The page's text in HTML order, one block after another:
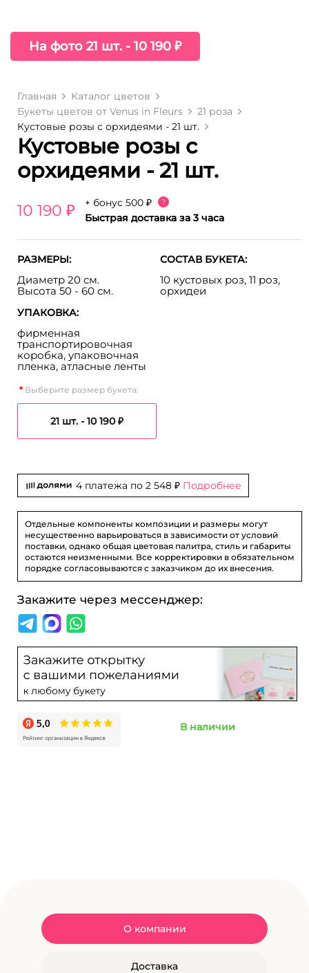
На фото 21 шт. - 10 190 ₽
Главная
Каталог цветов
Букеты цветов от Venus in Fleurs
21 роза
Кустовые розы с орхидеями - 21 шт.
Кустовые розы с
орхидеями - 21 шт.
10 190 ₽ + бонус 500 ₽ ?
Быстрая доставка за 3 часа
РАЗМЕРЫ:
Диаметр 20 см.
Высота 50 - 60 см.
СОСТАВ БУКЕТА:
10 кустовых роз, 11 роз,
орхидеи
УПАКОВКА:
фирменная
транспортировочная
коробка, упаковочная
пленка, атласные ленты
Выберите размер букета:
21 шт. -10 190 ₽
4 платежа по 2 548 ₽ Подробнее
Отдельные компоненты композиции и размеры могут
несущественно варьироваться в зависимости от условий
поставки, однако общая цветовая палитра, стиль и габариты
остаются неизменными. Все корректировки в обязательном
порядке согласовываются с заказчиком до их внесения.
Закажите через мессенджер:
В наличии
О компании
Доставка